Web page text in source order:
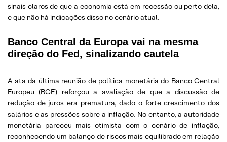
sinais claros de que a economia está em recessão ou perto dela,
e que não há indicações disso no cenário atual.
Banco Central da Europa vai na mesma
direção do Fed, sinalizando cautela
A ata da última reunião de política monetária do Banco Central
Europeu (BCE) reforçou a avaliação de que a discussão de
redução de juros era prematura, dado o forte crescimento dos
salários e as pressões sobre a inflação. No entanto, a autoridade
monetária pareceu mais otimista com o cenário de inflação,
reconhecendo um balanço de riscos mais equilibrado em relação